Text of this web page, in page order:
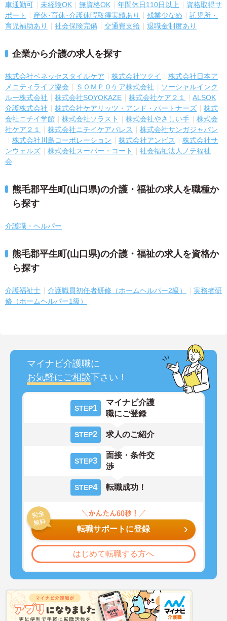
車通勤可 未経験OK 無資格OK 年間休日110日以上
資格取得サ
ポート
産休･育休･介護休暇取得実績あり 残業少なめ
託児所・
育児補助あり
社会保険完備 交通費支給 退職金制度あり
企業から介護の求人を探す
株式会社ベネッセスタイルケア 株式会社ツクイ
株式会社日本ア
メニティライフ協会
ＳＯＭＰＯケア株式会社
ソーシャルインク
ルー株式会社
株式会社SOYOKAZE 株式会社ケア２１
ALSOK
介護株式会社
株式会社ケアリッツ・アンド・パートナーズ
株式
会社ニチイ学館
株式会社ソラスト 株式会社やさしい手
株式会
社ケア２１
株式会社ニチイケアパレス
株式会社サンガジャパン
株式会社川島コーポレーション
株式会社アンビス
株式会社サ
ンウェルズ
株式会社スーパー・コート
社会福祉法人ノテ福祉
会
熊毛郡平生町(山口県)の介護・福祉の求人を職種か
ら探す
介護職・ヘルパー
熊毛郡平生町(山口県)の介護・福祉の求人を資格か
ら探す
介護福祉士 介護職員初任者研修（ホームヘルパー2級）
実務者研
修（ホームヘルパー1級）
マイナビ介護職に
お気軽にご相談下さい！
STEP1
マイナビ介護
職にご登録
STEP2 求人のご紹介
STEP3
面接・条件交
渉
STEP4 転職成功！
転職サポートに登録
はじめて転職する方へ